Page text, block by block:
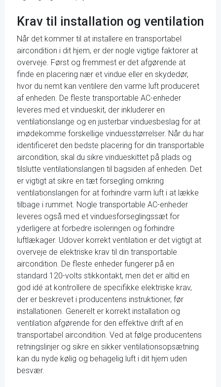
Krav til installation og ventilation
Når det kommer til at installere en transportabel
aircondition i dit hjem, er der nogle vigtige faktorer at
overveje. Først og fremmest er det afgørende at
finde en placering nær et vindue eller en skydedør,
hvor du nemt kan ventilere den varme luft produceret
af enheden. De fleste transportable AC-enheder
leveres med et vindueskit, der inkluderer en
ventilationslange og en justerbar vinduesbeslag for at
imødekomme forskellige vinduesstørrelser. Når du har
identificeret den bedste placering for din transportable
aircondition, skal du sikre vindueskittet på plads og
tilslutte ventilationslangen til bagsiden af enheden. Det
er vigtigt at sikre en tæt forsegling omkring
ventilationslangen for at forhindre varm luft i at lække
tilbage i rummet. Nogle transportable AC-enheder
leveres også med et vinduesforseglingssæt for
yderligere at forbedre isoleringen og forhindre
luftlækager. Udover korrekt ventilation er det vigtigt at
overveje de elektriske krav til din transportable
aircondition. De fleste enheder fungerer på en
standard 120-volts stikkontakt, men det er altid en
god idé at kontrollere de specifikke elektriske krav,
der er beskrevet i producentens instruktioner, før
installationen. Generelt er korrekt installation og
ventilation afgørende for den effektive drift af en
transportabel aircondition. Ved at følge producentens
retningslinjer og sikre en sikker ventilationsopsætning
kan du nyde kølig og behagelig luft i dit hjem uden
besvær.